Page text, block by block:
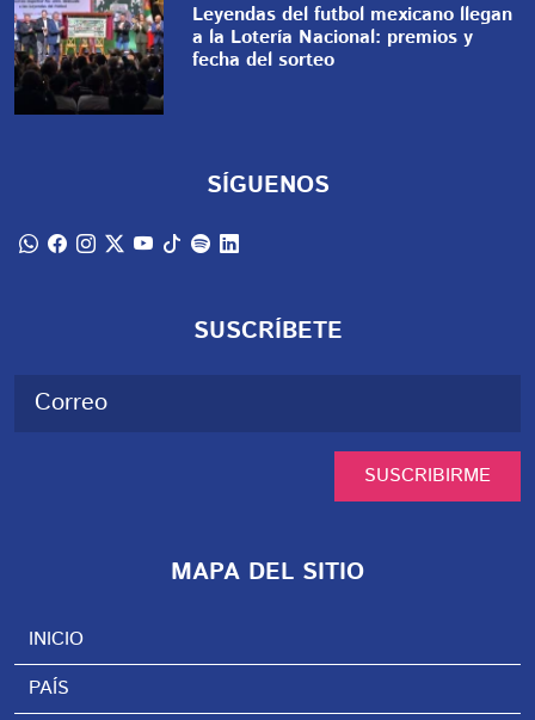
Leyendas del futbol mexicano llegan
a la Lotería Nacional: premios y
fecha del sorteo
SÍGUENOS
SUSCRÍBETE
SUSCRIBIRME
MAPA DEL SITIO
INICIO
PAÍS